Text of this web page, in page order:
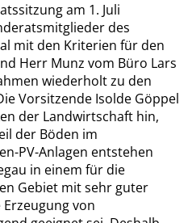
am 1. Juli
des
mit den Kriterien für den
Herr Munz vom Büro Lars
wiederholt zu den
Vorsitzende Isolde Göppel
der Landwirtschaft hin,
der Böden im
PV-Anlagen entstehen
in einem für die
Gebiet mit sehr guter
von